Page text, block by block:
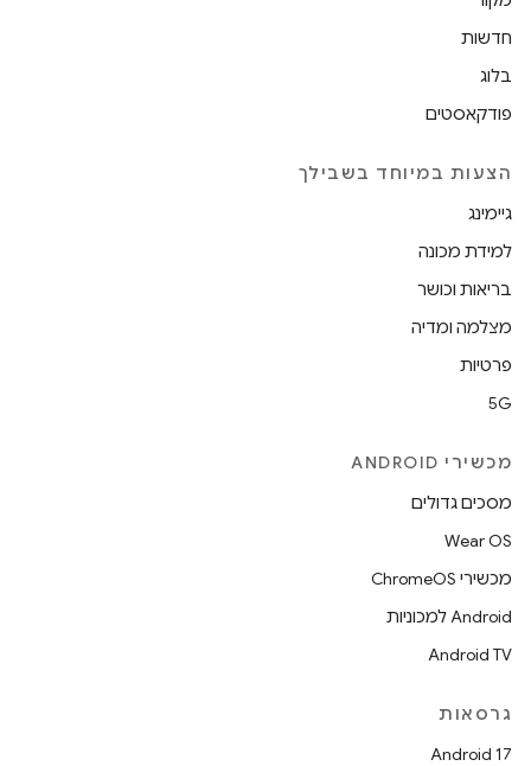
חדשות
בלוג
פודקאסטים
הצעות במיוחד בשבילך
גיימינג
למידת מכונה
בריאות וכושר
מצלמה ומדיה
פרטיות
5G
מכשירי ANDROID
מסכים גדולים
Wear OS
מכשירי ChromeOS
Android למכוניות
Android TV
גרסאות
Android 17